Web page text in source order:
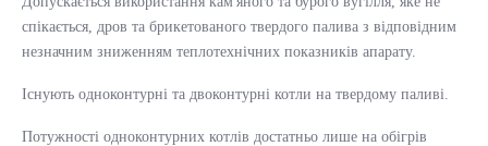
спікається, дров та брикетованого твердого палива з відповідним
незначним зниженням теплотехнічних показників апарату.
Існують одноконтурні та двоконтурні котли на твердому паливі.
Потужності одноконтурних котлів достатньо лише на обігрів